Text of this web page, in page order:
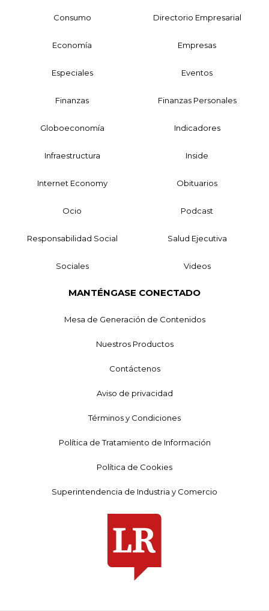
Consumo Directorio Empresarial
Economía Empresas
Especiales Eventos
Finanzas Finanzas Personales
Globoeconomía Indicadores
Infraestructura Inside
Internet Economy Obituarios
Ocio Podcast
Responsabilidad Social Salud Ejecutiva
Sociales Videos
MANTÉNGASE CONECTADO
Mesa de Generación de Contenidos
Nuestros Productos
Contáctenos
Aviso de privacidad
Términos y Condiciones
Política de Tratamiento de Información
Política de Cookies
Superintendencia de Industria y Comercio